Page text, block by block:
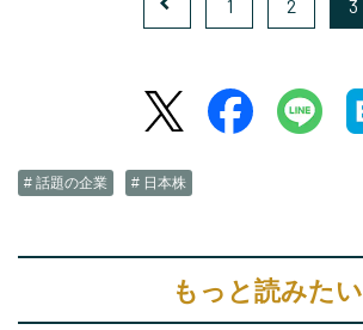
1 2 3
# 話題の企業 # 日本株
もっと読みたい